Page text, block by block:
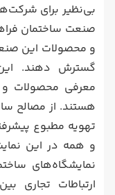
بی‌نظیر برای
صنعت ساختمان
و محصولات این
گسترش دهند. این
معرفی محصولات و
هستند. از مصالح
تهویه مطبوع
و همه در این
نمایشگاه‌های
ارتباطات تجاری